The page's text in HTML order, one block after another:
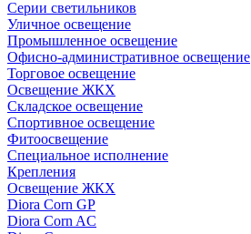
Серии светильников
Уличное освещение
Промышленное освещение
Офисно-административное освещение
Торговое освещение
Освещение ЖКХ
Складское освещение
Спортивное освещение
Фитоосвещение
Специальное исполнение
Крепления
Освещение ЖКХ
Diora Corn GP
Diora Corn AC